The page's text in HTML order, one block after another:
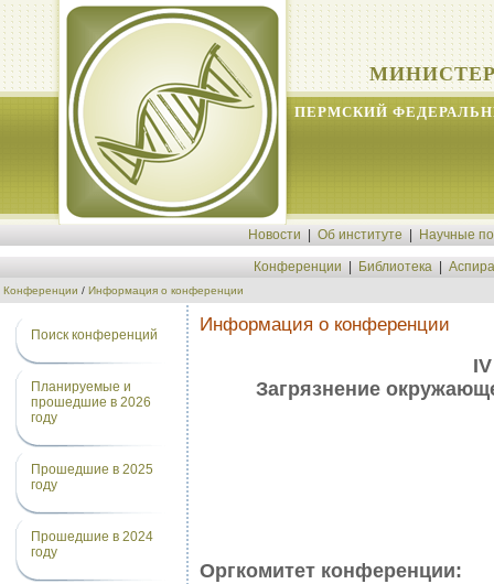
ПЕРМСКИЙ
Новости Об институте Научные
Конференции Библиотека
Конференции / Информация о конференции
Поиск конференций
Планируемые и
прошедшие в 2026
году
Прошедшие в 2025
году
Прошедшие в 2024
году
Информация о конференции
Загрязнение
Оргкомитет конференции: